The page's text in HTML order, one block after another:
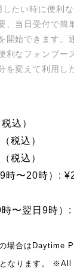
たい時に便利
、当日受付で簡
開始できます。
利なフォンブー
を変えて利用し
込）
税込）
税込）
時〜20時）:
〜翌日9時）
場合はDaytime
なります。
※All